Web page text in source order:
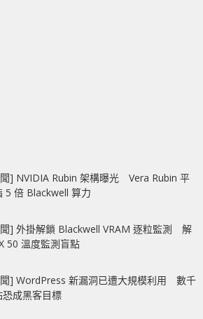
] NVIDIA Rubin 架構曝光 Vera Rubin 平
5 倍 Blackwell 算力
] 外掛解鎖 Blackwell VRAM 逐粒監測 解
50 溫度監測盲點
] WordPress 新漏洞已遭大規模利用 數千
恐成黑客目標